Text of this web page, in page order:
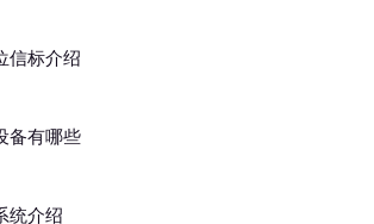
信标介绍
备有哪些
统介绍